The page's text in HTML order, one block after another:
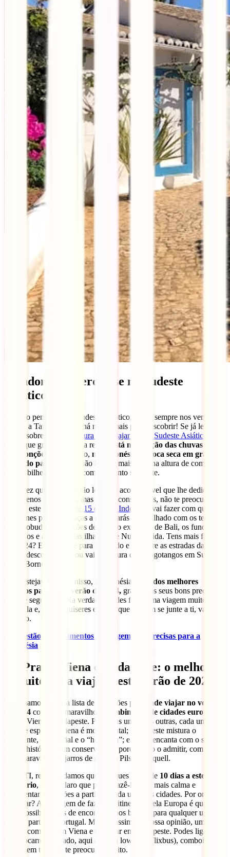
9. Indonésia: perder-se no Sudeste
Asiático
Quando pensamos no Sudeste Asiático, quase sempre nos vem à
cabeça a Tailândia, mas há muito mais para descobrir! Se já leste um
pouco sobre
a melhor altura para viajar para o Sudeste Asiático
sabes que grande parte da região
está na estação das chuvas ou
das monções.
No entanto, na Indonésia é época seca em grande
parte do país
, por isso não hesites mais, está na altura de comprares
aquele bilhete para Bali com que tanto sonhaste.
Uma vez que vais para tão longe, é aconselhável que lhe dediques
pelo menos 3 semanas, mas se não conseguires, não te preocupes
porque este
itinerário de 15 dias na Indonésia
vai fazer com que te
apaixones por ela. Graças a ele, ficarás maravilhado com os templos
de Borobudur, os vulcões de Java, o exotismo de Bali, os fundos
marinhos e as praias das ilhas Gili e Nusa Penida. Tens mais férias
em 2024? Então, parte para Komodo e percorre as estradas das
Flores desconhecidas ou vai à procura de orangotangos em Sumatra
ou no Bornéu.
Caso estejas a pensar nisso, a Indonésia
é um dos melhores
destinos para ir no verão de 2024, graças aos seus bons preços,
clima e segurança. Na verdade, podes fazer uma viagem muito
tranquila e, se não quiseres esperar que alguém se junte a ti, vai
sozinho.
Aqui estão os documentos de viagem que precisas para a
Indonésia
10. Praga, Viena e Budapeste: o melhor
circuito para viajar neste verão de 2024
Terminamos a nossa lista de sugestões para
onde viajar no verão
de 2024 com uma maravilhosa
combinação de cidades europeias:
Praga, Viena e Budapeste. Próximas umas das outras, cada uma tem
algo de especial. Viena é monumental; Budapeste mistura o
decadente, o imperial e o “hooligan”; e Praga encanta com o seu
centro histórico bem conservado e, porque não o admitir, com os
seus maravilhosos jarros de cerveja Pilsner Urquell.
Na IATI, recomendamos que dediques cerca de 10 dias a este
itinerário, mas é claro que podes fazê-lo com mais calma e
acrescentar excursões a partir de cada uma das cidades. Por onde
começar? A vantagem de fazer um itinerário pela Europa é que tens
boas possibilidades de encontrar voos baratos para qualquer uma
delas a partir de Portugal. Mesmo assim, na nossa opinião, uma boa
ideia é começar em Viena e terminar em Budapeste. Podes ligá-las
de autocarro (cuidado, aqui opera a low cost Flixbus), comboio ou
avião sem teres de te preocupar muito.